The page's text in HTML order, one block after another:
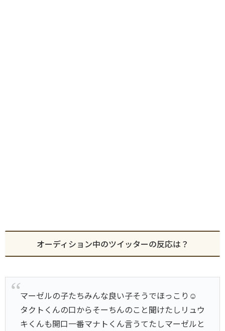
オーディション中のツイッターの反応は？
マーゼルの子たちみんな良い子そうでほっこり☺️
タクトくんの口からそーちんのこと聞けたしリュウ
キくんも開口一番マナトくん言うてたしマーゼルと